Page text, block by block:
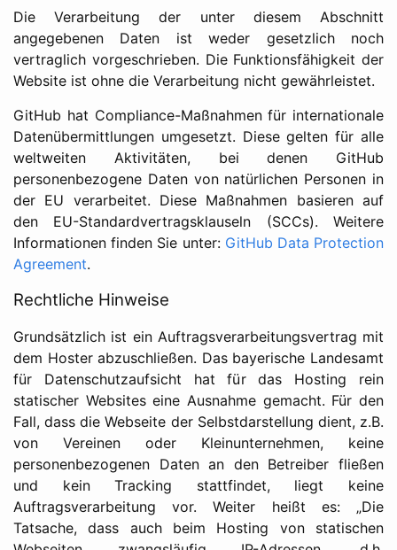
Die Verarbeitung der unter diesem Abschnitt
angegebenen Daten ist weder gesetzlich noch
vertraglich vorgeschrieben. Die Funktionsfähigkeit der
Website ist ohne die Verarbeitung nicht gewährleistet.
GitHub hat Compliance-Maßnahmen für internationale
Datenübermittlungen umgesetzt. Diese gelten für alle
weltweiten Aktivitäten, bei denen GitHub
personenbezogene Daten von natürlichen Personen in
der EU verarbeitet. Diese Maßnahmen basieren auf
den EU-Standardvertragsklauseln (SCCs). Weitere
Informationen finden Sie unter: GitHub Data Protection
Agreement.
Rechtliche Hinweise
Grundsätzlich ist ein Auftragsverarbeitungsvertrag mit
dem Hoster abzuschließen. Das bayerische Landesamt
für Datenschutzaufsicht hat für das Hosting rein
statischer Websites eine Ausnahme gemacht. Für den
Fall, dass die Webseite der Selbstdarstellung dient, z.B.
von Vereinen oder Kleinunternehmen, keine
personenbezogenen Daten an den Betreiber fließen
und kein Tracking stattfindet, liegt keine
Auftragsverarbeitung vor. Weiter heißt es: „Die
Tatsache, dass auch beim Hosting von statischen